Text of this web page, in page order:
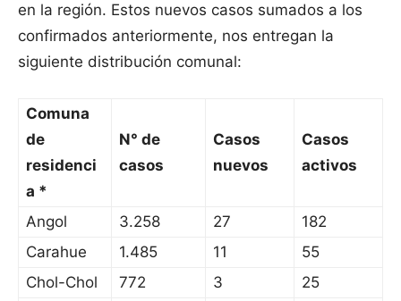
en la región. Estos nuevos casos sumados a los
confirmados anteriormente, nos entregan la
siguiente distribución comunal:
Comuna
de
residenci
a *
N° de
casos
Casos
nuevos
Casos
activos
Angol 3.258 27
182
Carahue
1.485 11
55
Chol-Chol
772 3
25